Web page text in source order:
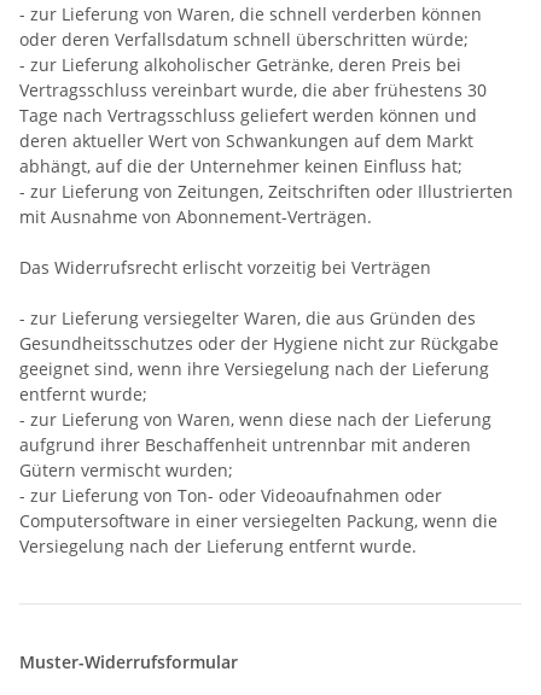
- zur Lieferung von Waren, die schnell verderben können
oder deren Verfallsdatum schnell überschritten würde;
- zur Lieferung alkoholischer Getränke, deren Preis bei
Vertragsschluss vereinbart wurde, die aber frühestens 30
Tage nach Vertragsschluss geliefert werden können und
deren aktueller Wert von Schwankungen auf dem Markt
abhängt, auf die der Unternehmer keinen Einfluss hat;
- zur Lieferung von Zeitungen, Zeitschriften oder Illustrierten
mit Ausnahme von Abonnement-Verträgen.
Das Widerrufsrecht erlischt vorzeitig bei Verträgen
- zur Lieferung versiegelter Waren, die aus Gründen des
Gesundheitsschutzes oder der Hygiene nicht zur Rückgabe
geeignet sind, wenn ihre Versiegelung nach der Lieferung
entfernt wurde;
- zur Lieferung von Waren, wenn diese nach der Lieferung
aufgrund ihrer Beschaffenheit untrennbar mit anderen
Gütern vermischt wurden;
- zur Lieferung von Ton- oder Videoaufnahmen oder
Computersoftware in einer versiegelten Packung, wenn die
Versiegelung nach der Lieferung entfernt wurde.
Muster-Widerrufsformular